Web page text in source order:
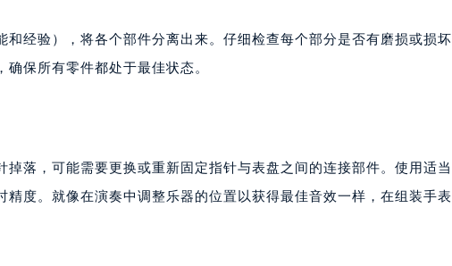
经验），将各个部件分离出来。仔细检查每个部分是否有磨损或损坏
保所有零件都处于最佳状态。
落，可能需要更换或重新固定指针与表盘之间的连接部件。使用适当
度。就像在演奏中调整乐器的位置以获得最佳音效一样，在组装手表